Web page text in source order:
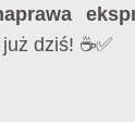
dziś! ☕✅